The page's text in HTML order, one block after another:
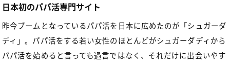
日本初のパパ活専門サイト
昨今ブームとなっているパパ活を日本に広めたのが「シュガーダ
ディ」。パパ活をする若い女性のほとんどがシュガーダディから
パパ活を始めると言っても過言ではなく、それだけに出会いやす